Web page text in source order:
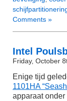
Comments »
Intel
Friday, October
Enige tijd
1101HA
apparaat onder